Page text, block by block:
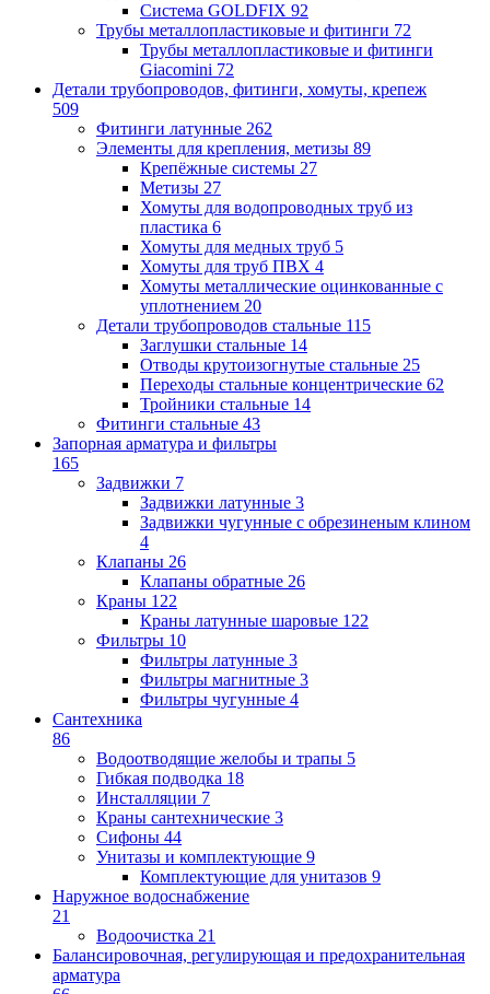
Система GOLDFIX 92
Трубы металлопластиковые и фитинги 72
Трубы металлопластиковые и фитинги
Giacomini 72
Детали трубопроводов, фитинги, хомуты, крепеж
509
Фитинги латунные 262
Элементы для крепления, метизы 89
Крепёжные системы 27
Метизы 27
Хомуты для водопроводных труб из
пластика 6
Хомуты для медных труб 5
Хомуты для труб ПВХ 4
Хомуты металлические оцинкованные с
уплотнением 20
Детали трубопроводов стальные 115
Заглушки стальные 14
Отводы крутоизогнутые стальные 25
Переходы стальные концентрические 62
Тройники стальные 14
Фитинги стальные 43
Запорная арматура и фильтры
165
Задвижки 7
Задвижки латунные 3
Задвижки чугунные с обрезиненым клином
4
Клапаны 26
Клапаны обратные 26
Краны 122
Краны латунные шаровые 122
Фильтры 10
Фильтры латунные 3
Фильтры магнитные 3
Фильтры чугунные 4
Сантехника
86
Водоотводящие желобы и трапы 5
Гибкая подводка 18
Инсталляции 7
Краны сантехнические 3
Сифоны 44
Унитазы и комплектующие 9
Комплектующие для унитазов 9
Наружное водоснабжение
21
Водоочистка 21
Балансировочная, регулирующая и предохранительная
арматура